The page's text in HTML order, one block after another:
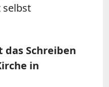
selbst
das Schreiben
in